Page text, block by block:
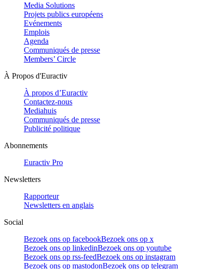
Media Solutions
Projets publics européens
Evénements
Emplois
Agenda
Communiqués de presse
Members’ Circle
À Propos d'Euractiv
À propos d’Euractiv
Contactez-nous
Mediahuis
Communiqués de presse
Publicité politique
Abonnements
Euractiv Pro
Newsletters
Rapporteur
Newsletters en anglais
Social
Bezoek ons op facebookBezoek ons op x
Bezoek ons op linkedinBezoek ons op youtube
Bezoek ons op rss-feedBezoek ons op instagram
Bezoek ons op mastodonBezoek ons op telegram